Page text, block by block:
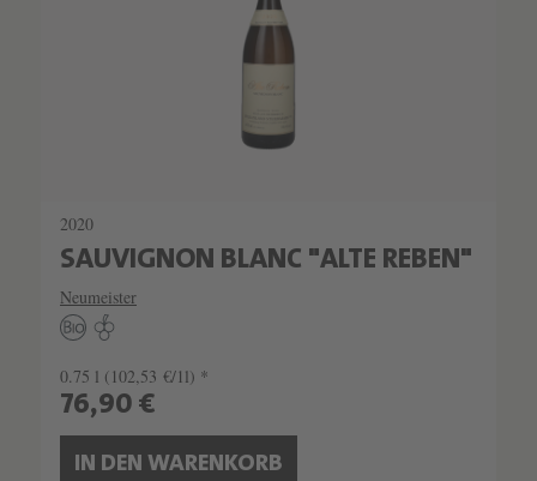
2020
SAUVIGNON BLANC "ALTE REBEN"
Neumeister
0.75 l (102,53 €/1l) *
76,90 €
IN DEN WARENKORB